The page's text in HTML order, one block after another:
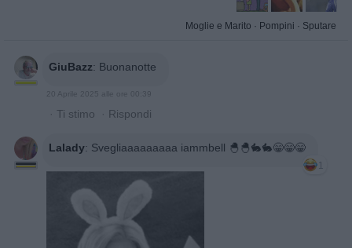
Moglie e Marito · Pompini · Sputare
GiuBazz: Buonanotte
20 Aprile 2025 alle ore 00:39
· Ti stimo · Rispondi
Lalady: Svegliaaaaaaaaa iammbell 🐣🐣🐇🐇😁😁😁
1